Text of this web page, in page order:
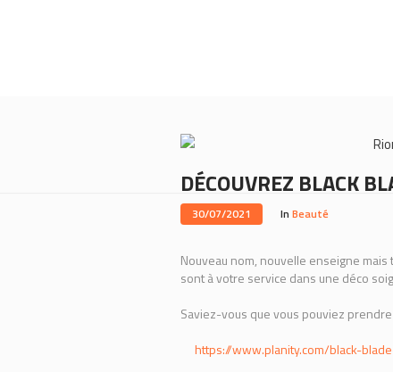
DÉCOUVREZ BLACK
30/07/2021 In Beauté
Nouveau nom, nouvelle enseigne
sont à votre service dans une déco
Saviez-vous que vous pouviez
https://www.planity.com/black-